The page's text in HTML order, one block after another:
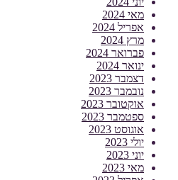
מאי 2024
אפריל 2024
מרץ 2024
פברואר 2024
ינואר 2024
דצמבר 2023
נובמבר 2023
אוקטובר 2023
ספטמבר 2023
אוגוסט 2023
יולי 2023
יוני 2023
מאי 2023